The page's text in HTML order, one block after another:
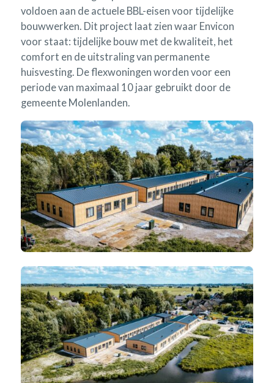
voldoen aan de actuele BBL-eisen voor tijdelijke
bouwwerken. Dit project laat zien waar Envicon
voor staat: tijdelijke bouw met de kwaliteit, het
comfort en de uitstraling van permanente
huisvesting. De flexwoningen worden voor een
periode van maximaal 10 jaar gebruikt door de
gemeente Molenlanden.